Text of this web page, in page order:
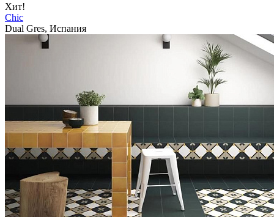
Хит!
Chic
Dual Gres, Испания